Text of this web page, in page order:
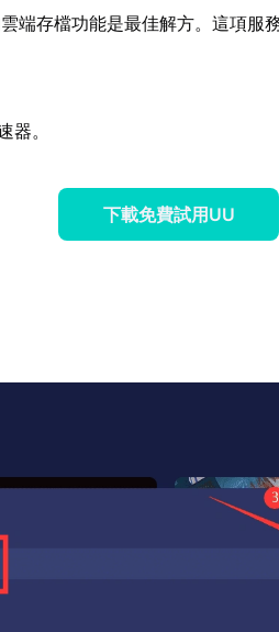
端存檔功能是最佳解方。這項服
。
下載免費試用UU